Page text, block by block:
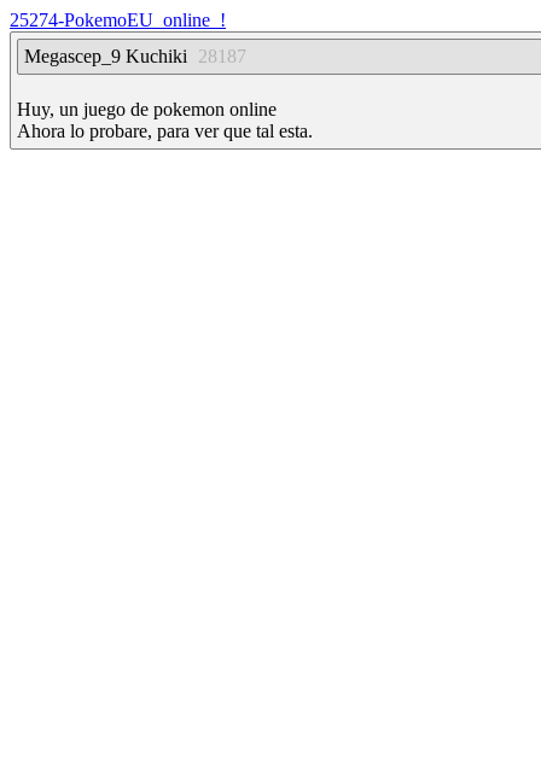
25274-PokemoEU_online_!
Megascep_9 Kuchiki
28187
Huy, un juego de pokemon online
Ahora lo probare, para ver que tal esta.